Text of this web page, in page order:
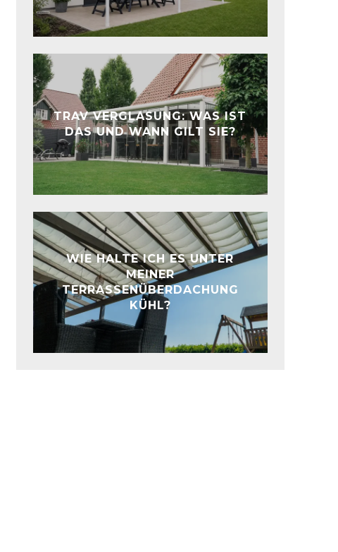
TRAV VERGLASUNG: WAS IST
DAS UND WANN GILT SIE?
WIE HALTE ICH ES UNTER
MEINER
TERRASSENÜBERDACHUNG
KÜHL?